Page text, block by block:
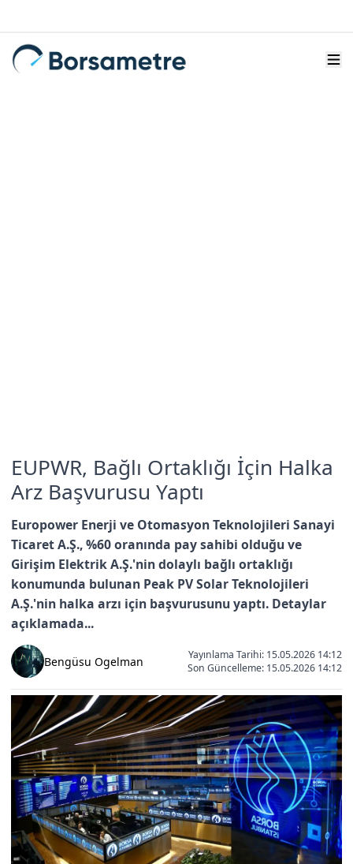
EUPWR, Bağlı Ortaklığı İçin Halka
Arz Başvurusu Yaptı
Europower Enerji ve Otomasyon Teknolojileri Sanayi
Ticaret A.Ş., %60 oranında pay sahibi olduğu ve
Girişim Elektrik A.Ş.'nin dolaylı bağlı ortaklığı
konumunda bulunan Peak PV Solar Teknolojileri
A.Ş.'nin halka arzı için başvurusunu yaptı. Detaylar
açıklamada...
Bengüsu Ogelman
Yayınlama Tarihi: 15.05.2026 14:12
Son Güncelleme: 15.05.2026 14:12